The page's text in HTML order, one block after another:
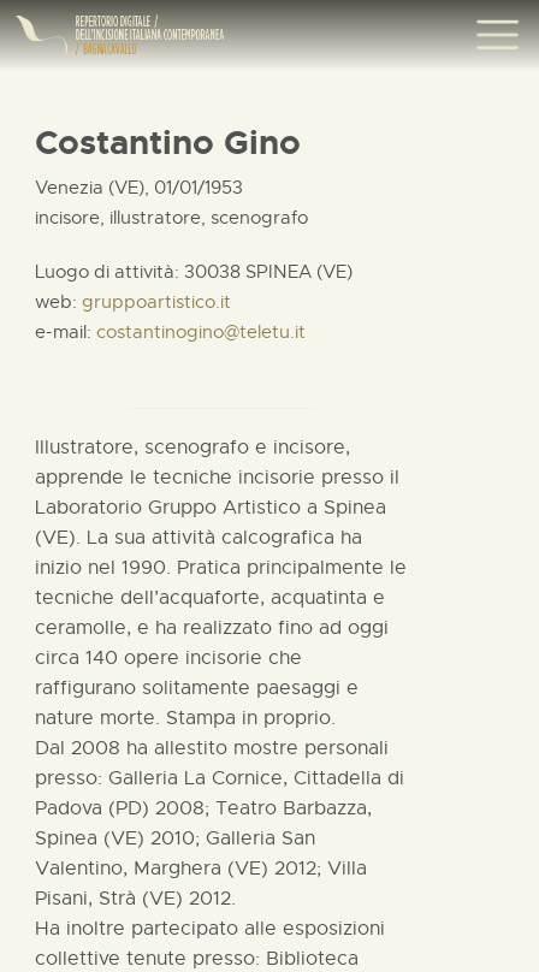
Costantino Gino
Venezia (VE), 01/01/1953
incisore, illustratore, scenografo
Luogo di attività: 30038 SPINEA (VE)
web: gruppoartistico.it
e-mail: costantinogino@teletu.it
Illustratore, scenografo e incisore,
apprende le tecniche incisorie presso il
Laboratorio Gruppo Artistico a Spinea
(VE). La sua attività calcografica ha
inizio nel 1990. Pratica principalmente le
tecniche dell’acquaforte, acquatinta e
ceramolle, e ha realizzato fino ad oggi
circa 140 opere incisorie che
raffigurano solitamente paesaggi e
nature morte. Stampa in proprio.
Dal 2008 ha allestito mostre personali
presso: Galleria La Cornice, Cittadella di
Padova (PD) 2008; Teatro Barbazza,
Spinea (VE) 2010; Galleria San
Valentino, Marghera (VE) 2012; Villa
Pisani, Strà (VE) 2012.
Ha inoltre partecipato alle esposizioni
collettive tenute presso: Biblioteca